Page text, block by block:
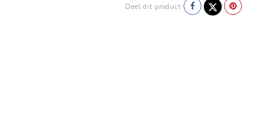
Deel dit product